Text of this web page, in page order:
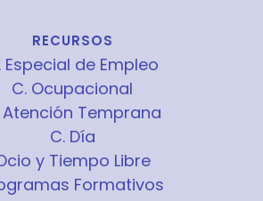
RECURSOS
Especial de Empleo
C. Ocupacional
Atención Temprana
C. Día
y Tiempo Libre
Formativos